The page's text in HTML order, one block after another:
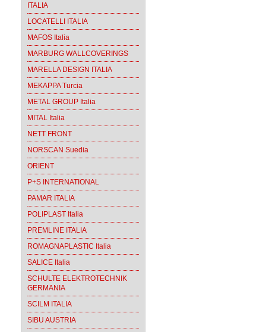
ITALIA
LOCATELLI ITALIA
MAFOS Italia
MARBURG WALLCOVERINGS
MARELLA DESIGN ITALIA
MEKAPPA Turcia
METAL GROUP Italia
MITAL Italia
NETT FRONT
NORSCAN Suedia
ORIENT
P+S INTERNATIONAL
PAMAR ITALIA
POLIPLAST Italia
PREMLINE ITALIA
ROMAGNAPLASTIC Italia
SALICE Italia
SCHULTE ELEKTROTECHNIK
GERMANIA
SCILM ITALIA
SIBU AUSTRIA